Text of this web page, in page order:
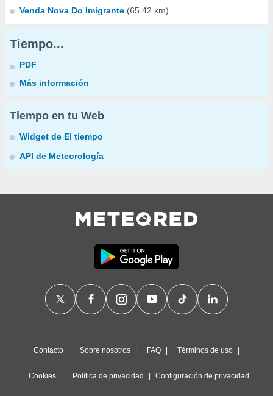
Venda Nova Do Imigrante (65.42 km)
Tiempo...
PDF
Más información
Tiempo en tu Web
Widget de El tiempo
API de Meteorología
Contacto Sobre nosotros FAQ Términos de uso
Cookies Política de privacidad Configuración de privacidad